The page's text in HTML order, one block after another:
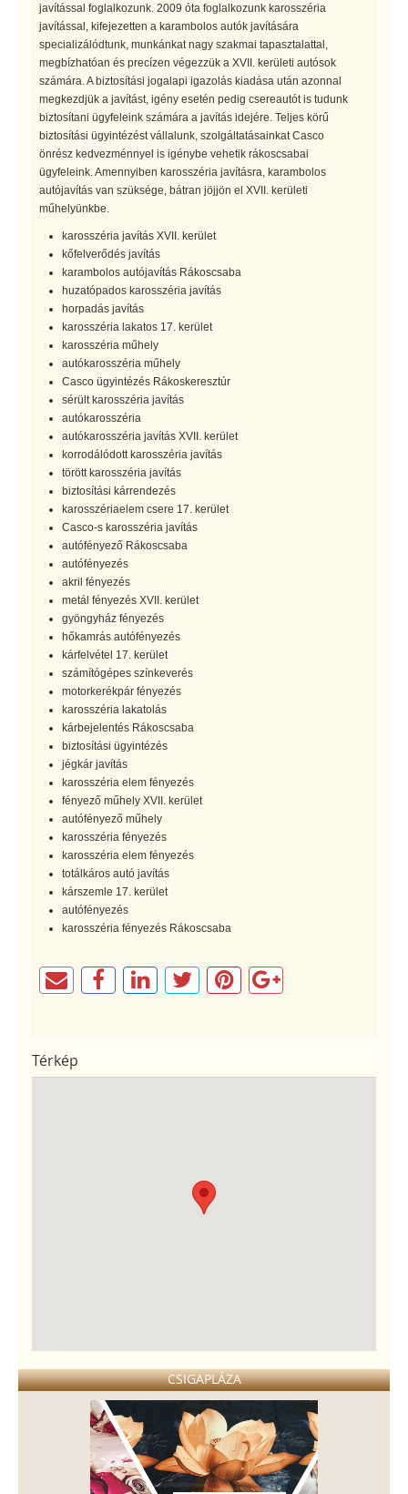
javítással foglalkozunk. 2009 óta foglalkozunk karosszéria
javítással, kifejezetten a karambolos autók javítására
specializálódtunk, munkánkat nagy szakmai tapasztalattal,
megbízhatóan és precízen végezzük a XVII. kerületi autósok
számára. A biztosítási jogalapi igazolás kiadása után azonnal
megkezdjük a javítást, igény esetén pedig csereautót is tudunk
biztosítani ügyfeleink számára a javítás idejére. Teljes körű
biztosítási ügyintézést vállalunk, szolgáltatásainkat Casco
önrész kedvezménnyel is igénybe vehetik rákoscsabai
ügyfeleink. Amennyiben karosszéria javításra, karambolos
autójavítás van szüksége, bátran jöjjön el XVII. kerületi
műhelyünkbe.
karosszéria javítás XVII. kerület
kőfelverődés javítás
karambolos autójavítás Rákoscsaba
huzatópados karosszéria javítás
horpadás javítás
karosszéria lakatos 17. kerület
karosszéria műhely
autókarosszéria műhely
Casco ügyintézés Rákoskeresztúr
sérült karosszéria javítás
autókarosszéria
autókarosszéria javítás XVII. kerület
korrodálódott karosszéria javítás
törött karosszéria javítás
biztosítási kárrendezés
karosszériaelem csere 17. kerület
Casco-s karosszéria javítás
autófényező Rákoscsaba
autófényezés
akril fényezés
metál fényezés XVII. kerület
gyöngyház fényezés
hőkamrás autófényezés
kárfelvétel 17. kerület
számítógépes színkeverés
motorkerékpár fényezés
karosszéria lakatolás
kárbejelentés Rákoscsaba
biztosítási ügyintézés
jégkár javítás
karosszéria elem fényezés
fényező műhely XVII. kerület
autófényező műhely
karosszéria fényezés
karosszéria elem fényezés
totálkáros autó javítás
kárszemle 17. kerület
autófényezés
karosszéria fényezés Rákoscsaba
Térkép
CSIGAPLÁZA